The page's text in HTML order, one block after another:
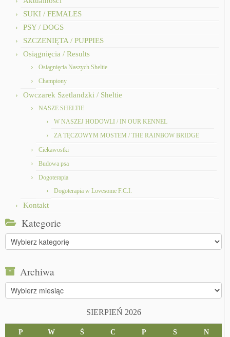
SUKI / FEMALES
PSY / DOGS
SZCZENIĘTA / PUPPIES
Osiągnięcia / Results
Osiągnięcia Naszych Sheltie
Championy
Owczarek Szetlandzki / Sheltie
NASZE SHELTIE
W NASZEJ HODOWLI / IN OUR KENNEL
ZA TĘCZOWYM MOSTEM / THE RAINBOW BRIDGE
Ciekawostki
Budowa psa
Dogoterapia
Dogoterapia w Lovesome F.C.I.
Kontakt
Kategorie
Kategorie
Archiwa
Archiwa
SIERPIEŃ 2026
P W Ś C P S N